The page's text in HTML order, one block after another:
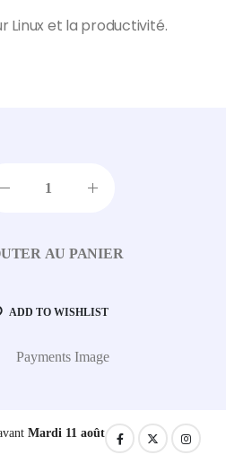
Linux et la productivité.
AU PANIER
ADD TO WISHLIST
Mardi 11 août